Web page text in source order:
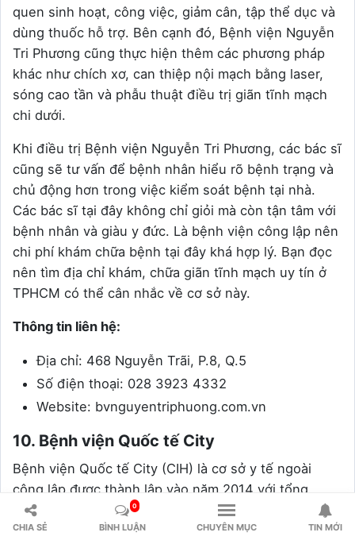
quen sinh hoạt, công việc, giảm cân, tập thể dục và
dùng thuốc hỗ trợ. Bên cạnh đó, Bệnh viện Nguyễn
Tri Phương cũng thực hiện thêm các phương pháp
khác như chích xơ, can thiệp nội mạch bằng laser,
sóng cao tần và phẫu thuật điều trị giãn tĩnh mạch
chi dưới.
Khi điều trị Bệnh viện Nguyễn Tri Phương, các bác sĩ
cũng sẽ tư vấn để bệnh nhân hiểu rõ bệnh trạng và
chủ động hơn trong việc kiểm soát bệnh tại nhà.
Các bác sĩ tại đây không chỉ giỏi mà còn tận tâm với
bệnh nhân và giàu y đức. Là bệnh viện công lập nên
chi phí khám chữa bệnh tại đây khá hợp lý. Bạn đọc
nên tìm địa chỉ khám, chữa giãn tĩnh mạch uy tín ở
TPHCM có thể cân nhắc về cơ sở này.
Thông tin liên hệ:
Địa chỉ: 468 Nguyễn Trãi, P.8, Q.5
Số điện thoại: 028 3923 4332
Website: bvnguyentriphuong.com.vn
10. Bệnh viện Quốc tế City
Bệnh viện Quốc tế City (CIH) là cơ sở y tế ngoài
công lập được thành lập vào năm 2014 với tổng
cộng 21 chuyên khoa khác nhau. Bệnh viện được
thành lập với mong muốn mang đến các dịch vụ
CHIA SẺ
0
BÌNH LUẬN CHUYÊN MỤC TIN MỚI